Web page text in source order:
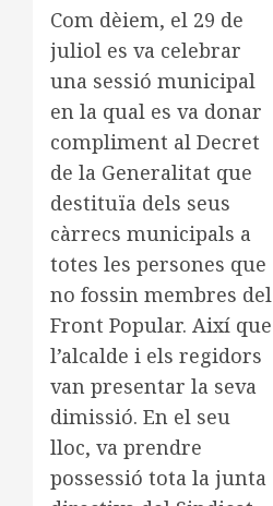
Com dèiem, el 29 de
juliol es va celebrar
una sessió municipal
en la qual es va donar
compliment al Decret
de la Generalitat que
destituïa dels seus
càrrecs municipals a
totes les persones que
no fossin membres del
Front Popular. Així que
l’alcalde i els regidors
van presentar la seva
dimissió. En el seu
lloc, va prendre
possessió tota la junta